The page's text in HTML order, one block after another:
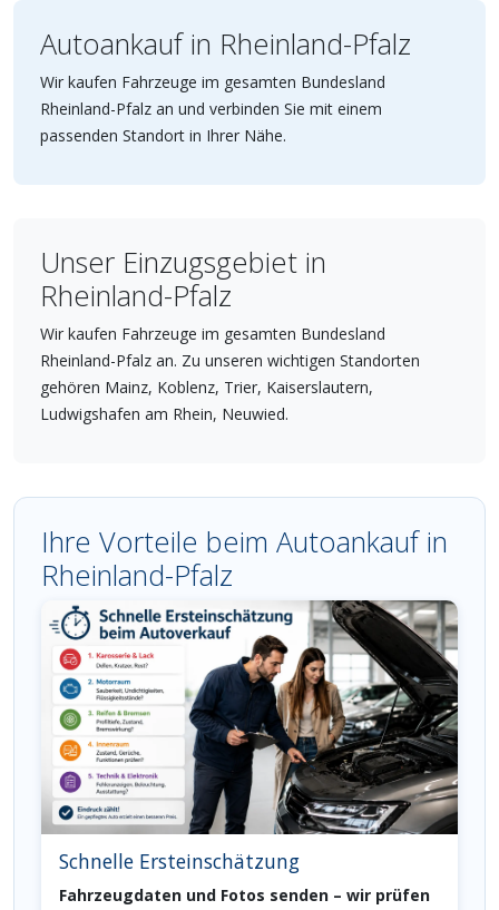
Autoankauf in Rheinland-Pfalz
Wir kaufen Fahrzeuge im gesamten Bundesland
Rheinland-Pfalz an und verbinden Sie mit einem
passenden Standort in Ihrer Nähe.
Unser Einzugsgebiet in
Rheinland-Pfalz
Wir kaufen Fahrzeuge im gesamten Bundesland
Rheinland-Pfalz an. Zu unseren wichtigen Standorten
gehören Mainz, Koblenz, Trier, Kaiserslautern,
Ludwigshafen am Rhein, Neuwied.
Ihre Vorteile beim Autoankauf in
Rheinland-Pfalz
Schnelle Ersteinschätzung
Fahrzeugdaten und Fotos senden – wir prüfen